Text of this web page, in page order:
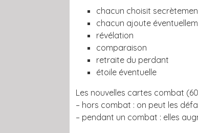
chacun choisit
chacun ajoute
révélation
comparaison
retraite du perdant
étoile éventuelle
Les nouvelles cartes combat
– hors combat : on peut les
– pendant un combat : elles